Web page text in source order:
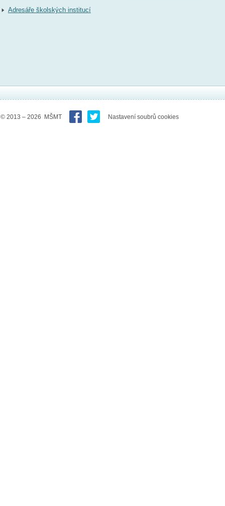
Adresáře školských institucí
© 2013 – 2026 MŠMT Nastavení soubrů cookies